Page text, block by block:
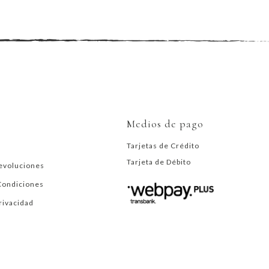
Medios de pago
Tarjetas de Crédito
Tarjeta de Débito